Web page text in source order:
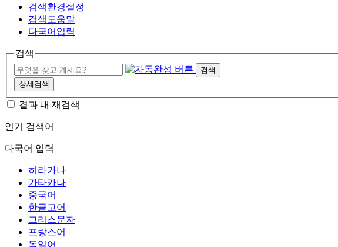
검색환경설정
검색도움말
다국어입력
검색
검색
상세검색
결과 내 재검색
인기 검색어
다국어 입력
히라가나
가타카나
중국어
한글고어
그리스문자
프랑스어
독일어